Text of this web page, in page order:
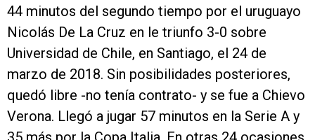
44 minutos del segundo tiempo por el uruguayo
Nicolás De La Cruz en le triunfo 3-0 sobre
Universidad de Chile, en Santiago, el 24 de
marzo de 2018. Sin posibilidades posteriores,
quedó libre -no tenía contrato- y se fue a Chievo
Verona. Llegó a jugar 57 minutos en la Serie A y